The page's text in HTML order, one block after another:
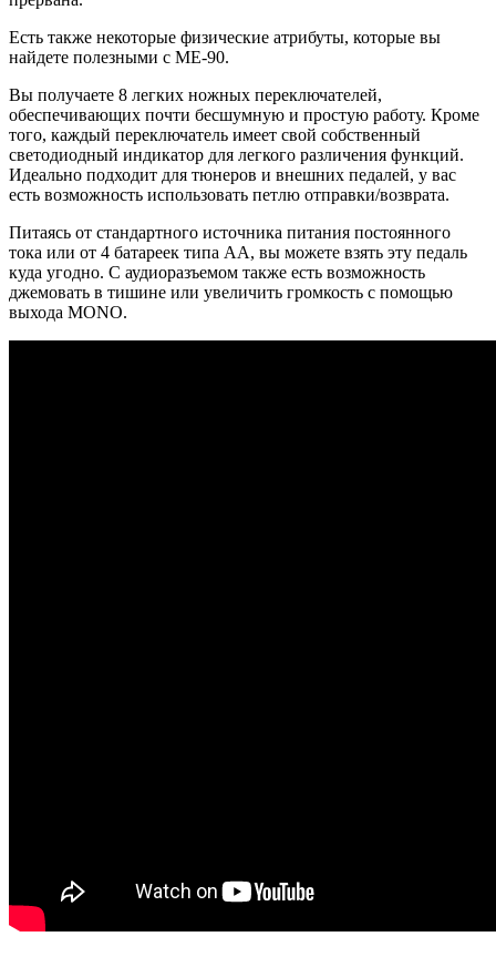
Есть также некоторые физические атрибуты, которые вы
найдете полезными с ME-90.
Вы получаете 8 легких ножных переключателей,
обеспечивающих почти бесшумную и простую работу. Кроме
того, каждый переключатель имеет свой собственный
светодиодный индикатор для легкого различения функций.
Идеально подходит для тюнеров и внешних педалей, у вас
есть возможность использовать петлю отправки/возврата.
Питаясь от стандартного источника питания постоянного
тока или от 4 батареек типа АА, вы можете взять эту педаль
куда угодно. С аудиоразъемом также есть возможность
джемовать в тишине или увеличить громкость с помощью
выхода MONO.